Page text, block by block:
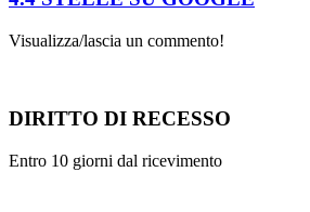
Visualizza/lascia un commento!
DIRITTO DI RECESSO
Entro 10 giorni dal ricevimento